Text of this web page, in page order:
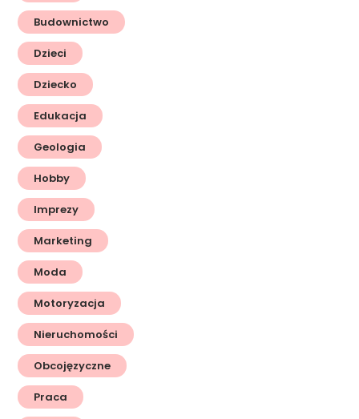
Budownictwo
Dzieci
Dziecko
Edukacja
Geologia
Hobby
Imprezy
Marketing
Moda
Motoryzacja
Nieruchomości
Obcojęzyczne
Praca